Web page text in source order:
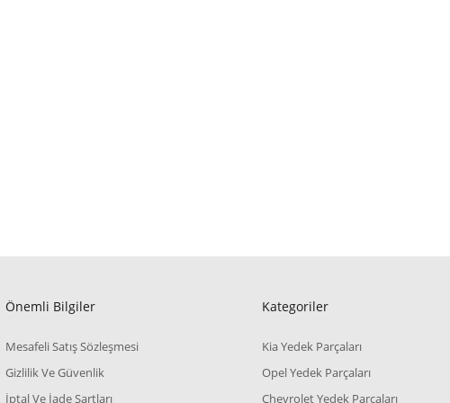
Önemli Bilgiler
Mesafeli Satış Sözleşmesi
Gizlilik Ve Güvenlik
İptal Ve İade Şartları
Kategoriler
Kia Yedek Parçaları
Opel Yedek Parçaları
Chevrolet Yedek Parçaları